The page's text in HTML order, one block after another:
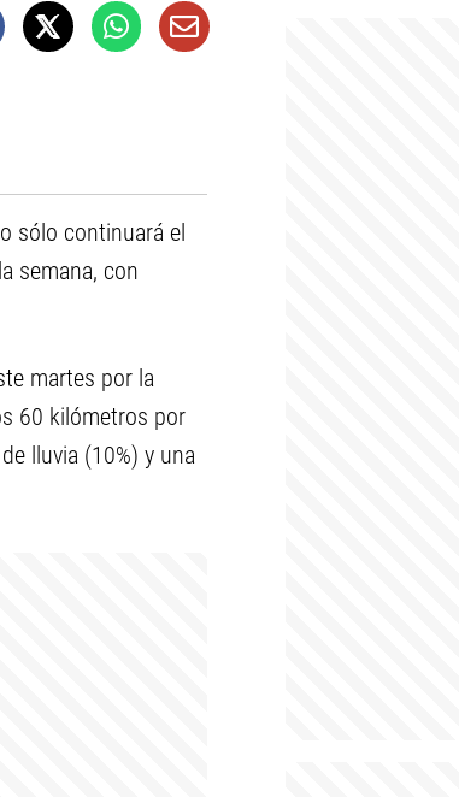
sólo continuará el
semana, con
martes por la
60 kilómetros por
lluvia (10%) y una